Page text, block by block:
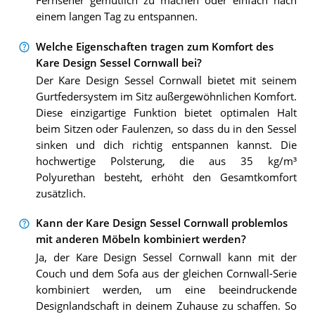
einem langen Tag zu entspannen.
Welche Eigenschaften tragen zum Komfort des
Kare Design Sessel Cornwall bei?
Der Kare Design Sessel Cornwall bietet mit seinem
Gurtfedersystem im Sitz außergewöhnlichen Komfort.
Diese einzigartige Funktion bietet optimalen Halt
beim Sitzen oder Faulenzen, so dass du in den Sessel
sinken und dich richtig entspannen kannst. Die
hochwertige Polsterung, die aus 35 kg/m³
Polyurethan besteht, erhöht den Gesamtkomfort
zusätzlich.
Kann der Kare Design Sessel Cornwall problemlos
mit anderen Möbeln kombiniert werden?
Ja, der Kare Design Sessel Cornwall kann mit der
Couch und dem Sofa aus der gleichen Cornwall-Serie
kombiniert werden, um eine beeindruckende
Designlandschaft in deinem Zuhause zu schaffen. So